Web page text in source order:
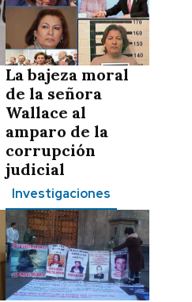
La bajeza moral
de la señora
Wallace al
amparo de la
corrupción
judicial
Investigaciones